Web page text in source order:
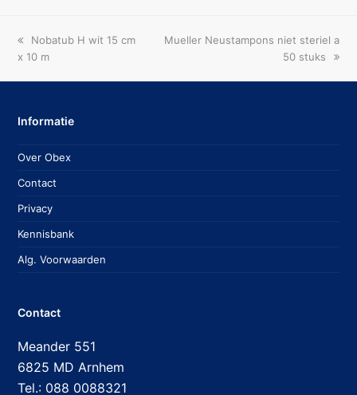
previous
post:
Nobatub H wit 15 cm
x 10 m
next
Mueller Neustampons niet steriel a
50 stuks
Informatie
Over Obex
Contact
Privacy
Kennisbank
Alg. Voorwaarden
Contact
Meander 551
6825 MD Arnhem
Tel.: 088 0088321